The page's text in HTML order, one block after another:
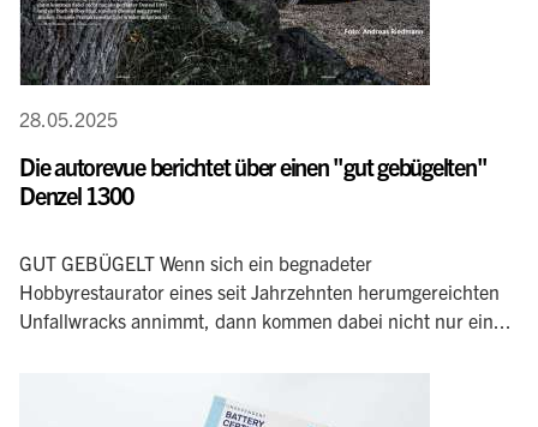
28.05.2025
Die autorevue berichtet über einen "gut gebügelten"
Denzel 1300
GUT GEBÜGELT Wenn sich ein begnadeter
Hobbyrestaurator eines seit Jahrzehnten herumgereichten
Unfallwracks annimmt, dann kommen dabei nicht nur ein...